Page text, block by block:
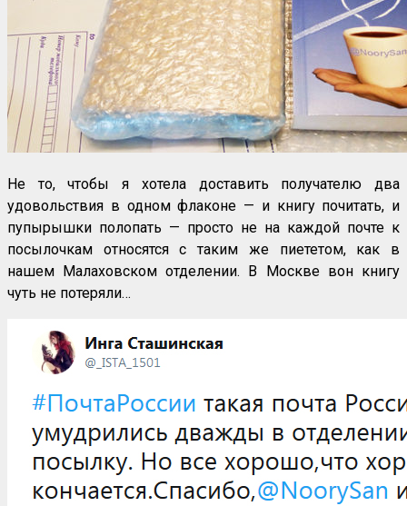
Не то, чтобы я хотела доставить получателю два
удовольствия в одном флаконе — и книгу почитать, и
пупырышки полопать — просто не на каждой почте к
посылочкам относятся с таким же пиететом, как в
нашем Малаховском отделении. В Москве вон книгу
чуть не потеряли…